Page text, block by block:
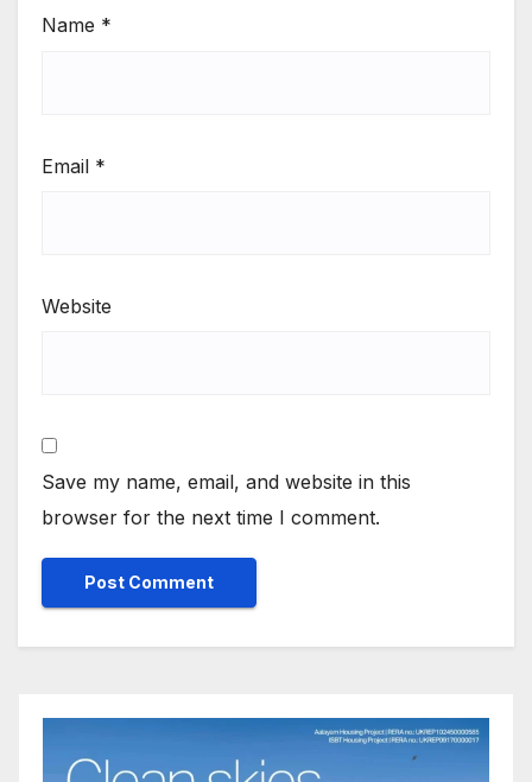
Name *
Email *
Website
Save my name, email, and website in this
browser for the next time I comment.